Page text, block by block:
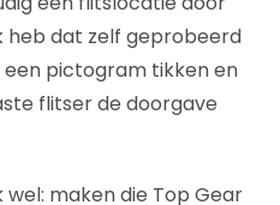
heb dat zelf geprobeerd
een pictogram tikken en
flitser de doorgave
maken die Top Gear